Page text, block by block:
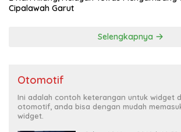
Cipalawah Garut
Selengkapnya
Otomotif
Ini adalah contoh keterangan untuk widget
otomotif, anda bisa dengan mudah
widget.